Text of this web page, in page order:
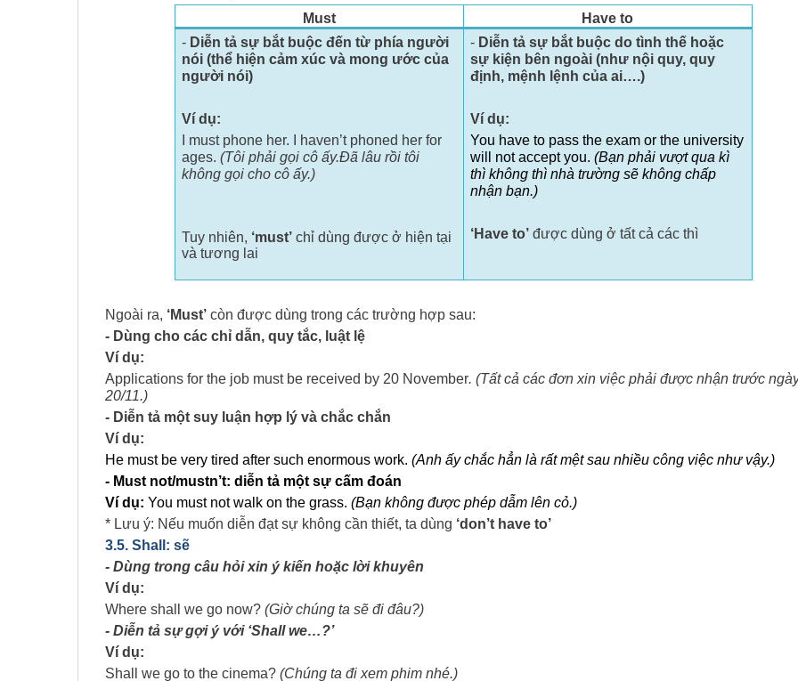
Must
Have to
-Diễn tả sự bắt buộc đến từ phía người
nói (thể hiện cảm xúc và mong ước của
người nói)
Ví dụ:
I must phone her. I haven’t phoned her for
ages. (Tôi phải gọi cô ấy.Đã lâu rồi tôi
không gọi cho cô ấy.)
Tuy nhiên, ‘must’chỉ dùng được ở hiện tại
và tương lai
- Diễn tả sự bắt buộc do tình thế hoặc
sự kiện bên ngoài (như nội quy, quy
định, mệnh lệnh của ai….)
Ví dụ:
You have to pass the exam or the university
will not accept you. (Bạn phải vượt qua kì
thì không thì nhà trường sẽ không chấp
nhận bạn.)
‘Have to’được dùng ở tất cả các thì
Ngoài ra, ‘Must’ còn được dùng trong các trường hợp sau:
- Dùng cho các chỉ dẫn, quy tắc, luật lệ
Ví dụ:
Applications for the job must be received by 20 November. (Tất cả các đơn xin việc phải được nhận trước
20/11.)
- Diễn tả một suy luận hợp lý và chắc chắn
Ví dụ:
He must be very tired after such enormous work. (Anh ấy chắc hẳn là rất mệt sau nhiều công việc như vậy.)
- Must not/mustn’t: diễn tả một sự cấm đoán
Ví dụ: You must not walk on the grass. (Bạn không được phép dẫm lên cỏ.)
* Lưu ý: Nếu muốn diễn đạt sự không cần thiết, ta dùng ‘don’t have to’
3.5. Shall: sẽ
- Dùng trong câu hỏi xin ý kiến hoặc lời khuyên
Ví dụ:
Where shall we go now? (Giờ chúng ta sẽ đi đâu?)
- Diễn tả sự gợi ý với ‘Shall we…?’
Ví dụ:
Shall we go to the cinema? (Chúng ta đi xem phim nhé.)